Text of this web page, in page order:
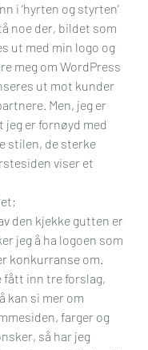
i ‘hyrten og styrten’
noe der, bildet som
ut med min logo og
meg om WordPress
ut mot kunder
Men, jeg er
jeg er fornøyd med
stilen, de sterke
viser et
den kjekke gutten er
jeg å ha logoen som
konkurranse om.
fått inn tre forslag,
kan si mer om
farger og
så har jeg